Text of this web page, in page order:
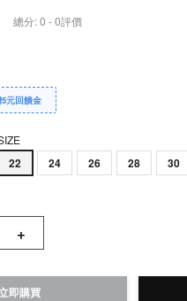
總分:0 -0評價
元回饋金
22 24 26 28 30
+
即購買